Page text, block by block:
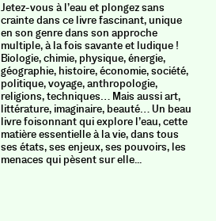
Jetez-vous à l’eau et plongez sans
crainte dans ce livre fascinant, unique
en son genre dans son approche
multiple, à la fois savante et ludique !
Biologie, chimie, physique, énergie,
géographie, histoire, économie, société,
politique, voyage, anthropologie,
religions, techniques… Mais aussi art,
littérature, imaginaire, beauté… Un beau
livre foisonnant qui explore l’eau, cette
matière essentielle à la vie, dans tous
ses états, ses enjeux, ses pouvoirs, les
menaces qui pèsent sur elle...